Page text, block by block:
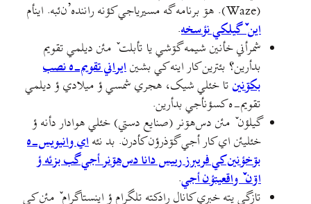
(Waze). هۊ برنامه گه مسیریاجي کؤنه راننده’ن‌ئبه. اينأم
اين ٚ گیلکي نؤسخه.
شمرأني خأنین شیمه گۊشي یا تأبلت ٚ مئن دیلمي تقویم
بدأرین؟ بئترین کار اینه کي بشینایراني تقویم-ه نصب
بکۊنین تا خئلي شیک، هجري شمسي ؤ میلادي ؤ دیلمي
تقویم-ه کسؤنأجي بدأرین.
گیلؤن ٚ مئن دس‌هۊنر (صنایع دستي) خئلي هوادار دأنه ؤ
خئليئن اي کار أجي گۊذرؤن کأدرن. بد نئهاي وانيويس-ه
بۊخؤنين کي فریبرز رییس دانا دس‌هۊنر أجي گب بزئه ؤ
اۊن ٚ واقعيتؤن أجي.
تازگي یته خبري کانال رادکته تلگرام ؤ اینستاگرام ٚ مئن کي